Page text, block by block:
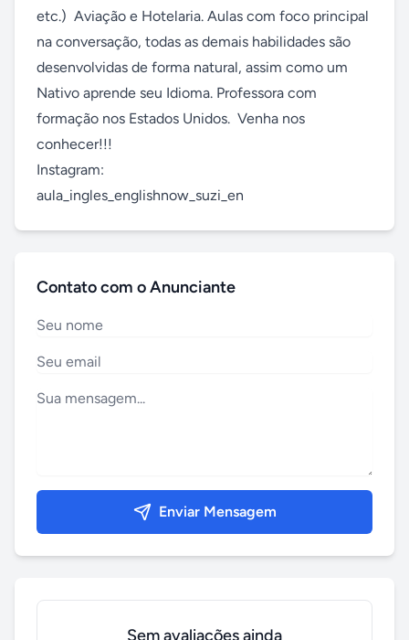
etc.)  Aviação e Hotelaria. Aulas com foco principal
na conversação, todas as demais habilidades são
desenvolvidas de forma natural, assim como um
Nativo aprende seu Idioma. Professora com
formação nos Estados Unidos.  Venha nos
conhecer!!!
Instagram:
aula_ingles_englishnow_suzi_en
Contato com o Anunciante
Enviar Mensagem
Sem avaliações ainda